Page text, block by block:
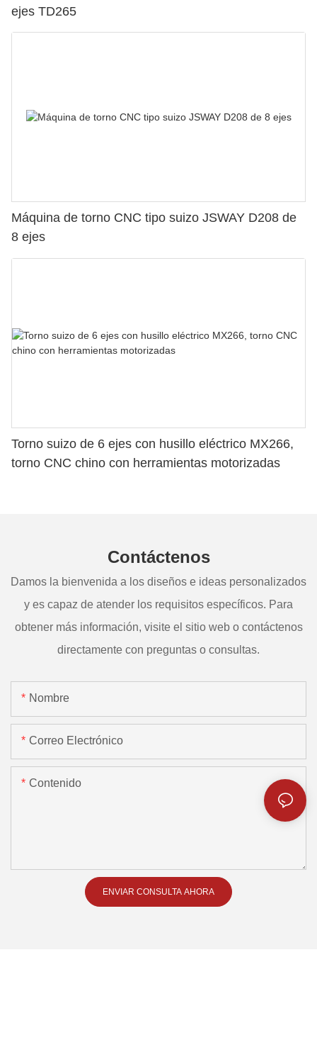
ejes TD265
Máquina de torno CNC tipo suizo JSWAY D208 de
8 ejes
Torno suizo de 6 ejes con husillo eléctrico MX266,
torno CNC chino con herramientas motorizadas
Contáctenos
Damos la bienvenida a los diseños e ideas personalizados
y es capaz de atender los requisitos específicos. Para
obtener más información, visite el sitio web o contáctenos
directamente con preguntas o consultas.
Nombre
Correo Electrónico
Contenido
ENVIAR CONSULTA AHORA